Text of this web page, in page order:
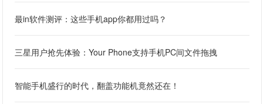
最in软件测评：这些手机app你都用过吗？
三星用户抢先体验：Your Phone支持手机PC间文件拖拽
智能手机盛行的时代，翻盖功能机竟然还在！